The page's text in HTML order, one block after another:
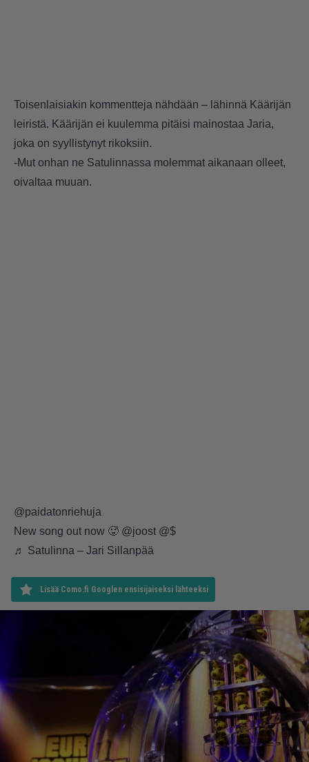
Toisenlaisiakin kommentteja nähdään – lähinnä Käärijän
leiristä. Käärijän ei kuulemma pitäisi mainostaa Jaria,
joka on syyllistynyt rikoksiin.
-Mut onhan ne Satulinnassa molemmat aikanaan olleet,
oivaltaa muuan.
@paidatonriehuja
New song out now 🥵 @joost @$
♬ Satulinna – Jari Sillanpää
Lisää Como.fi Googlen ensisijaiseksi lähteeksi